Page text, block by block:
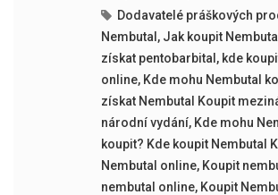
Dodavatelé práškových
Nembutal , Jak koupit
získat pentobarbital , kde
online, Kde mohu Nembutal
získat Nembutal Koupit
národní vydání, Kde mohu
koupit? Kde koupit Nembutal
Nembutal online, Koupit
nembutal online, Koupit